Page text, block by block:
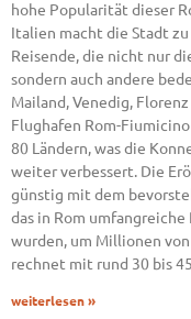
hohe Popularität dieser
Italien macht die Stadt
Reisende, die nicht nur
sondern auch andere
Mailand, Venedig,
Flughafen Rom-
80 Ländern, was die
weiter verbessert. Die
günstig mit dem
das in Rom
wurden, um Millionen
rechnet mit rund 30 bis
weiterlesen »